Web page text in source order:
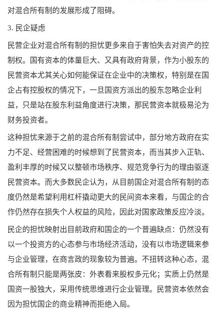
对混合所有制的发展形成了阻碍。
3. 民企疑虑
民营企业对混合所有制的担忧更多来自于害怕失去对资产的控
制权。国有资本的体量巨大、又具有政府背景，作为小股东的
民营资本尤其关心如何能保证在企业中的决策权，特别是在国
企占有控股权的情况下，一旦国资方派出的股东忽略企业利
益，只是站在股东利益角度进行决策，那民营资本就极易沦为
财务投资者。
这种担忧来源于之前的混合所有制尝试中，部分地方政府在实
力不足、经营困难的时候想到了民营资本，而当其步入正轨、
盈利丰厚的时候又以整顿市场秩序、规范竞争行为的理由驱逐
民营资本。而大多数民企认为，从目前国企对混合所有制的态
度仍然是希望利用杠杆撬动更大的民间资本来看，与国企的合
作仍然存在损失个人权益的风险，因此对国家政策反应冷淡。
民企的担忧映射出目前政府和国企的一个普遍缺点：仍然没有
以一个投资方的心态参与市场经济活动，没有以市场逻辑来参
与企业管理，在商言政的现象较为普遍。不扭转这种心态，混
合所有制只能是两张皮：外表看来股权多元化；实质上仍然是
国资一股独大，采用传统思维进行企业管理。民营资本依然会
因为担忧国企的商业精神而拒绝入局。